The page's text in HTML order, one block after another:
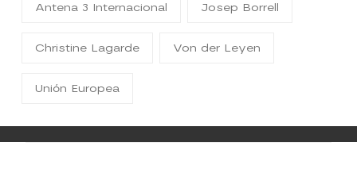
Antena 3 Internacional Josep Borrell
Christine Lagarde Von der Leyen
Unión Europea